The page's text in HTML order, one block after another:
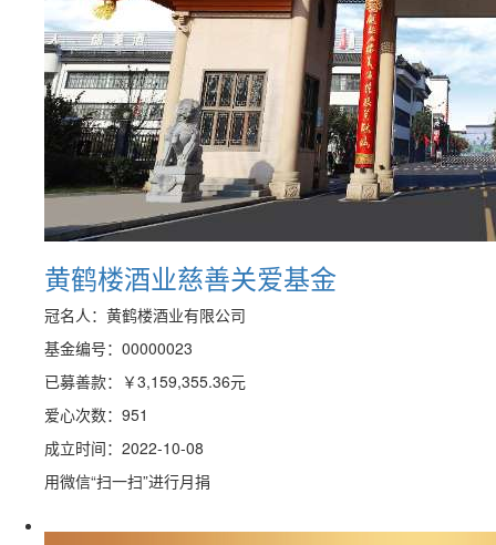
黄鹤楼酒业慈善关爱基金
冠名人：黄鹤楼酒业有限公司
基金编号：00000023
已募善款： ￥3,159,355.36元
爱心次数：951
成立时间：2022-10-08
用微信“扫一扫”进行月捐